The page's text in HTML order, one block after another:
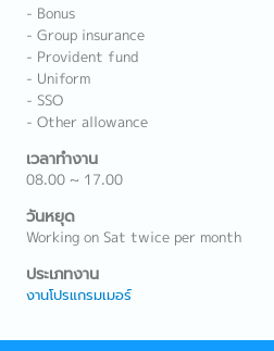
- Bonus
- Group insurance
- Provident fund
- Uniform
- SSO
- Other allowance
เวลาทำงาน
08.00 ~ 17.00
วันหยุด
Working on Sat twice per month
ประเภทงาน
งานโปรแกรมเมอร์